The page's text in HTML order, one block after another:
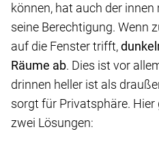
können, hat auch der
seine Berechtigung. Wenn
auf die Fenster trifft,
Räume ab. Dies ist vor
drinnen heller ist als
sorgt für Privatsphäre.
zwei Lösungen: